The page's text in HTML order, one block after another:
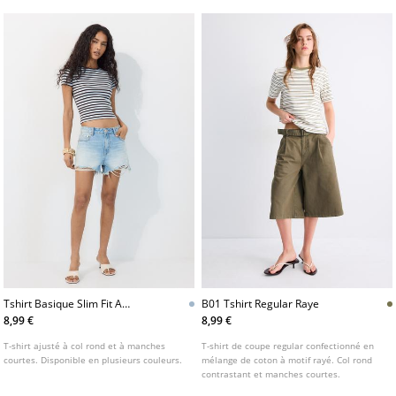
Tshirt Basique Slim Fit A
Rayures
8,99 €
T-shirt ajusté à col rond et à manches
courtes. Disponible en plusieurs couleurs.
B01 Tshirt Regular Raye
8,99 €
T-shirt de coupe regular confectionné en
mélange de coton à motif rayé. Col rond
contrastant et manches courtes.